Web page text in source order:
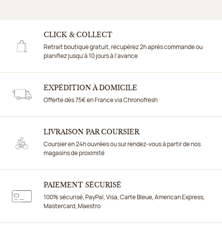
CLICK & COLLECT
Retrait boutique gratuit, récupérez 2h après commande ou
planifiez jusqu'à 10 jours à l'avance
EXPÉDITION À DOMICILE
Offerte dès 75€ en France via Chronofresh
LIVRAISON PAR COURSIER
Coursier en 24h ouvrées ou sur rendez-vous à partir de nos
magasins de proximité
PAIEMENT SÉCURISÉ
100% sécurisé, PayPal, Visa, Carte Bleue, American Express,
Mastercard, Maestro